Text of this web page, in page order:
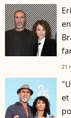
21
et